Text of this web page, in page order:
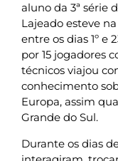
aluno da 3ª série
Lajeado esteve
entre os dias 1º e
por 15 jogadores
técnicos viajou
conhecimento
Europa, assim
Grande do Sul.
Durante os dias